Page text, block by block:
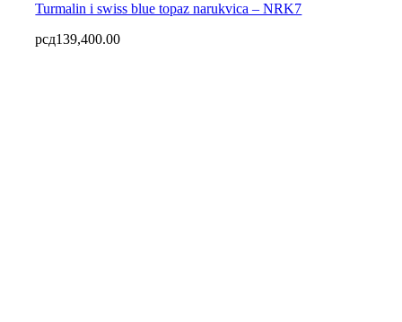
Turmalin i swiss blue topaz narukvica – NRK7
рсд139,400.00